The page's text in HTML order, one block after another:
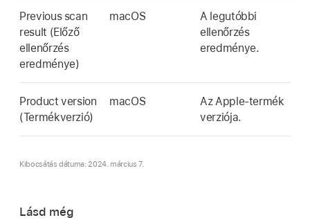
Previous scan
result (Előző
ellenőrzés
eredménye)
macOS
A legutóbbi
ellenőrzés
eredménye.
Product version
(Termékverzió)
macOS
Az Apple-termék
verziója.
Kibocsátás dátuma: 2024. március 7.
Lásd még